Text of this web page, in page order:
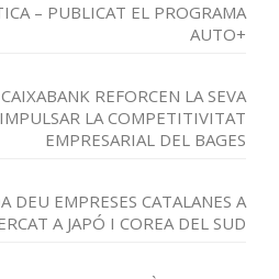
– PUBLICAT EL PROGRAMA
AUTO+
REFORCEN LA SEVA
LA COMPETITIVITAT
EMPRESARIAL DEL BAGES
DEU EMPRESES CATALANES A
A JAPÓ I COREA DEL SUD